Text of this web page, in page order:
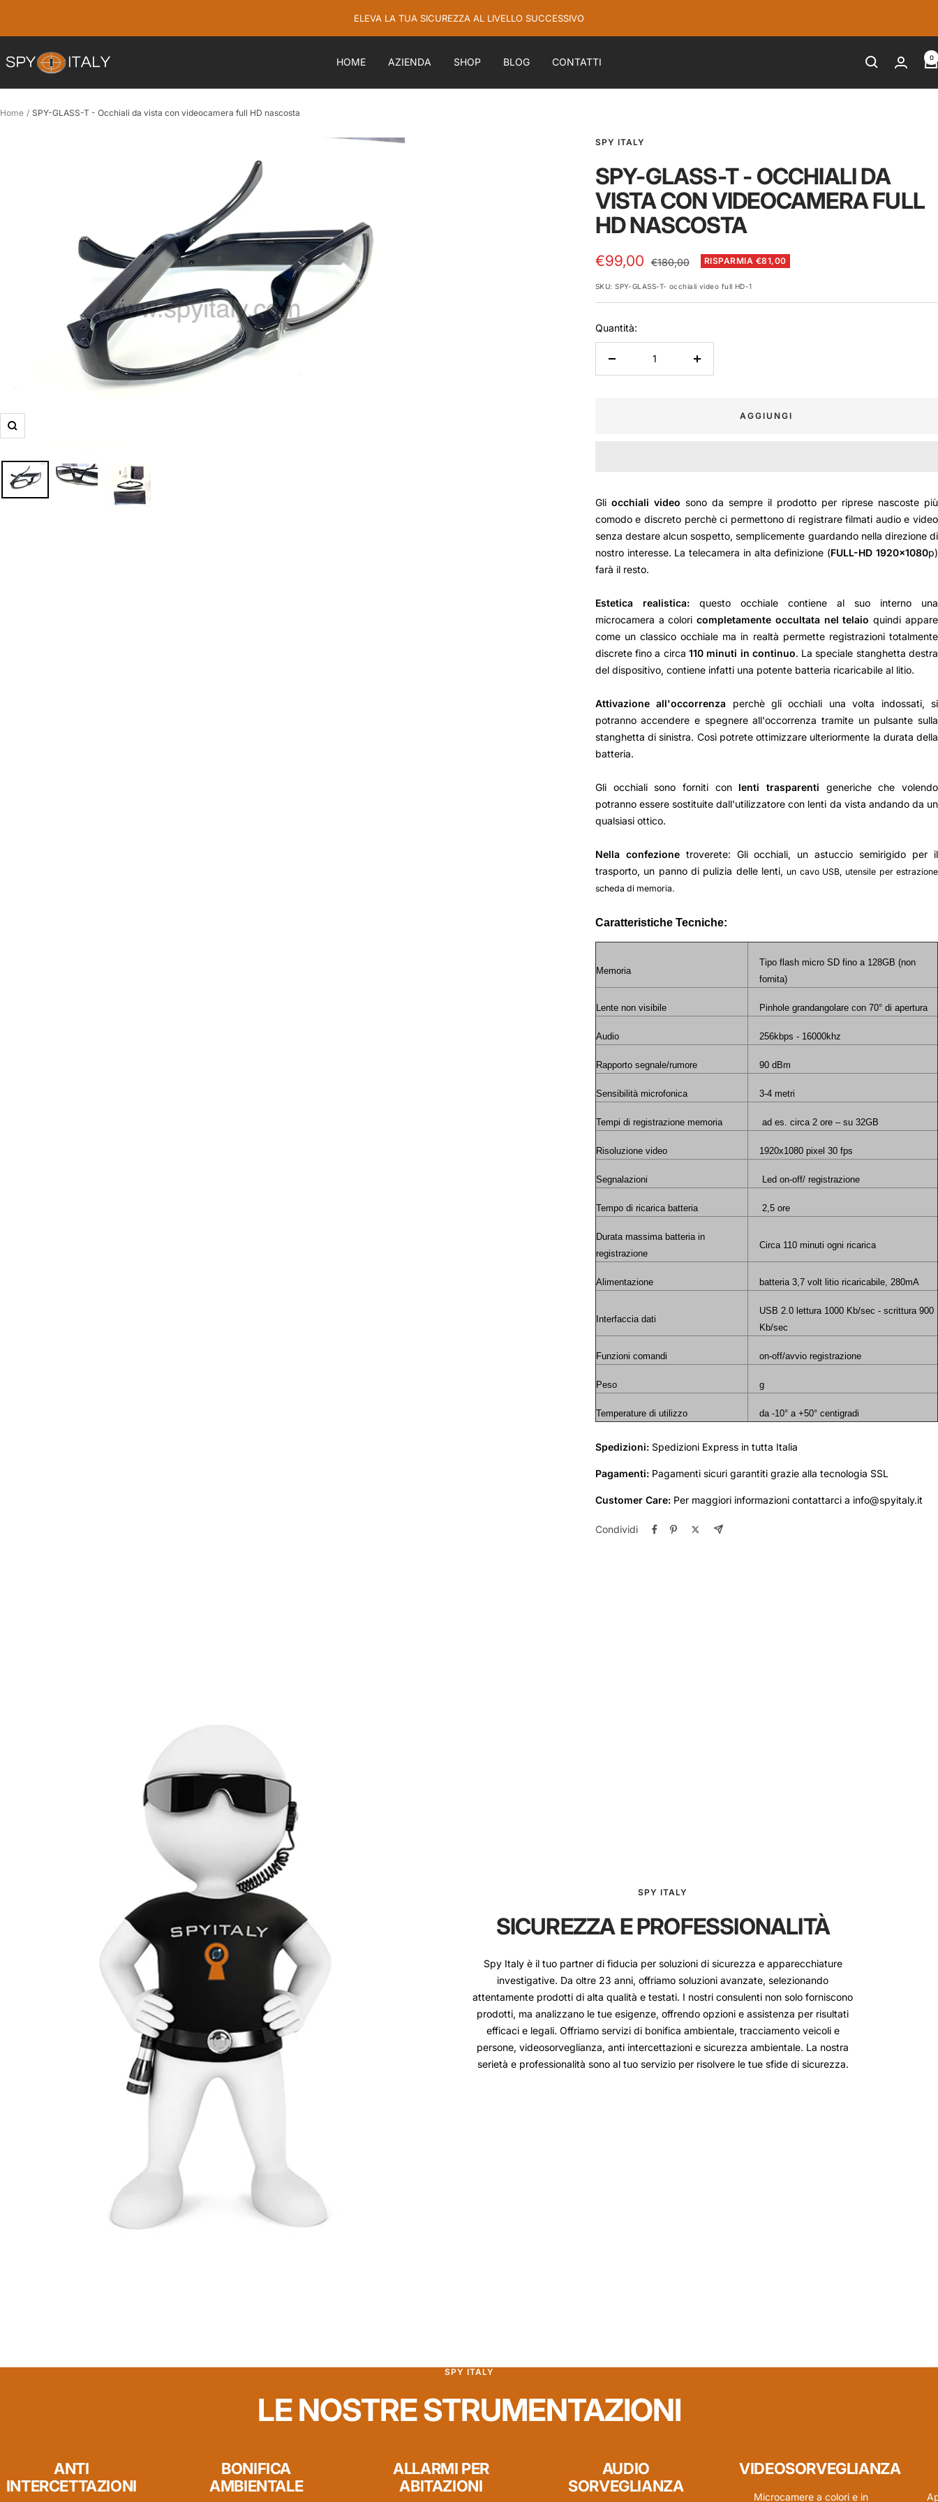
ELEVA LA TUA SICUREZZA AL LIVELLO SUCCESSIVO
HOME AZIENDA SHOP BLOG CONTATTI
SPY
0
Home SPY-GLASS-T - Occhiali da vista con videocamera full HD nascosta
Ingrandisci
SPY ITALY
SPY-GLASS-T - OCCHIALI DA
VISTA CON VIDEOCAMERA FULL
HD NASCOSTA
Prezzo
di
€99,00 Prezzo
€180,00 RISPARMIA €81,00
SKU:SPY-GLASS-T- occhiali video full HD-1
Quantità:
Aumenta
AGGIUNGI
Gli occhiali video sono da sempre il prodotto per riprese nascoste più
comodo e discreto perchè ci permettono di registrare filmati audio e video
senza destare alcun sospetto, semplicemente guardando nella direzione di
nostro interesse. La telecamera in alta definizione (FULL-HD 1920x1080p)
farà il resto.
Estetica realistica:questo occhiale contiene al suo interno una
microcamera a coloricompletamente occultata nel telaio quindi appare
come un classico occhiale ma in realtà permette registrazioni totalmente
discrete fino a circa 110 minuti in continuo. La speciale stanghetta destra
del dispositivo, contiene infatti una potente batteria ricaricabile al litio.
Attivazione all'occorrenza perchè gli occhiali una volta indossati, si
potranno accendere e spegnere all'occorrenza tramite un pulsante sulla
stanghetta di sinistra. Così potrete ottimizzare ulteriormente la durata della
batteria.
Gli occhiali sono forniti con lenti trasparenti generiche che volendo
potranno essere sostituite dall'utilizzatore con lenti da vista andando da un
qualsiasi ottico.
Nella confezionetroverete: Gli occhiali, un astuccio semirigido per il
trasporto, un panno di pulizia delle lenti, un cavo USB, utensile per estrazione
scheda di memoria.
Caratteristiche Tecniche:
Memoria
Tipo flash micro SD fino a 128GB (non
fornita)
Lente non visibile Pinhole grandangolare con 70° di apertura
Audio 256kbps - 16000khz
Rapporto segnale/rumore 90 dBm
Sensibilità microfonica 3-4 metri
Tempi di registrazione memoria ad es. circa 2 ore – su 32GB
Risoluzione video 1920x1080 pixel 30 fps
Segnalazioni Led on-off/ registrazione
Tempo di ricarica batteria 2,5 ore
Durata massima batteria in
registrazione
Circa 110 minuti ogni ricarica
Alimentazione batteria 3,7 volt litio ricaricabile, 280mA
Interfaccia dati
USB 2.0 lettura 1000 Kb/sec - scrittura 900
Kb/sec
Funzioni comandi on-off/avvio registrazione
Peso g
Temperature di utilizzo da -10° a +50° centigradi
Spedizioni: Spedizioni Express in tutta Italia
Pagamenti: Pagamenti sicuri garantiti grazie alla tecnologia SSL
Customer Care: Per maggiori informazioni contattarci a info@spyitaly.it
Condividi
SPY ITALY
SICUREZZA E PROFESSIONALITÀ
Spy Italy è il tuo partner di fiducia per soluzioni di sicurezza e apparecchiature
investigative. Da oltre 23 anni, offriamo soluzioni avanzate, selezionando
attentamente prodotti di alta qualità e testati. I nostri consulenti non solo forniscono
prodotti, ma analizzano le tue esigenze, offrendo opzioni e assistenza per risultati
efficaci e legali. Offriamo servizi di bonifica ambientale, tracciamento veicoli e
persone, videosorveglianza, anti intercettazioni e sicurezza ambientale. La nostra
serietà e professionalità sono al tuo servizio per risolvere le tue sfide di sicurezza.
SPY ITALY
LE NOSTRE STRUMENTAZIONI
ANTI
INTERCETTAZIONI
BONIFICA
AMBIENTALE
ALLARMI PER
ABITAZIONI
AUDIO
SORVEGLIANZA
VIDEOSORVEGLIANZA
Microcamere a colori e in